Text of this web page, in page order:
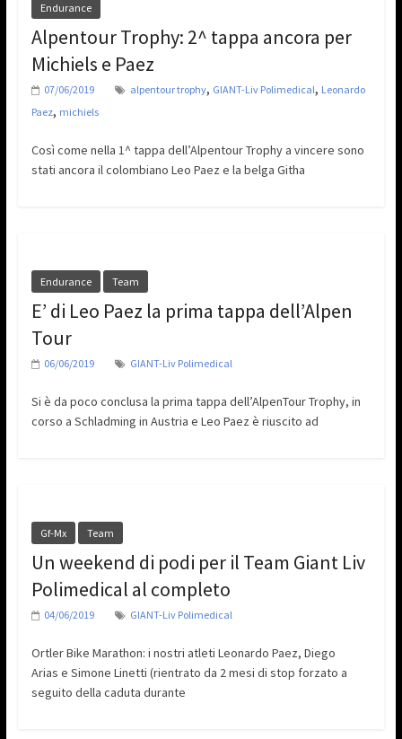
Endurance
Alpentour Trophy: 2^ tappa ancora per
Michiels e Paez
07/06/2019 alpentour trophy, GIANT-Liv Polimedical, Leonardo
Paez, michiels
Così come nella 1^ tappa dell’Alpentour Trophy a vincere sono
stati ancora il colombiano Leo Paez e la belga Githa
Endurance Team
E’ di Leo Paez la prima tappa dell’Alpen
Tour
06/06/2019 GIANT-Liv Polimedical
Si è da poco conclusa la prima tappa dell’AlpenTour Trophy, in
corso a Schladming in Austria e Leo Paez è riuscito ad
Gf-Mx Team
Un weekend di podi per il Team Giant Liv
Polimedical al completo
04/06/2019 GIANT-Liv Polimedical
Ortler Bike Marathon: i nostri atleti Leonardo Paez, Diego
Arias e Simone Linetti (rientrato da 2 mesi di stop forzato a
seguito della caduta durante